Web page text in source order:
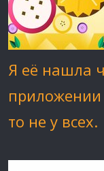
Я её нашла
приложении
то не у всех.